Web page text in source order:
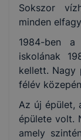
Sokszor
minden
1984-ben
iskolának
kellett. Nagy
félév
Az új épület,
épülete volt.
amely